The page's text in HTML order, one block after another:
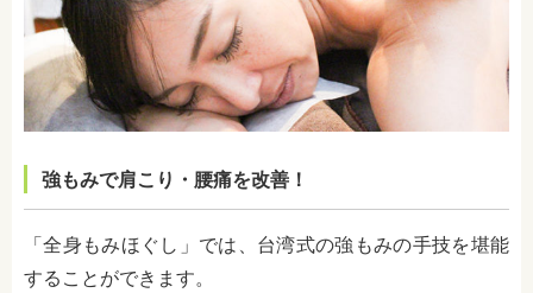
強もみで肩こり・腰痛を改善！
「全身もみほぐし」では、台湾式の強もみの手技を堪能
することができます。